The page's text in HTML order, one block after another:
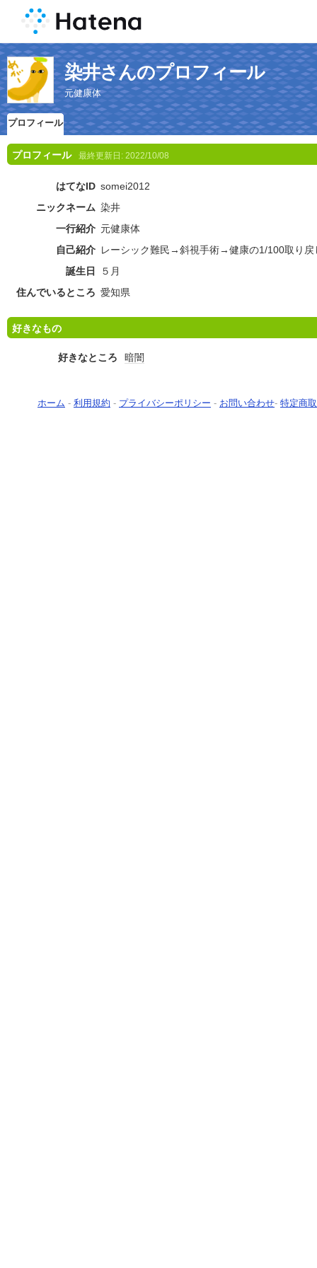
染井さんのプロフィール
元健康体
プロフィール
プロフィール 最終更新日: 2022/10/08
はてなID somei2012
ニックネーム 染井
一行紹介 元健康体
自己紹介 レーシック難民→斜視手術→健康の1/100取り
誕生日
５月
住んでいるところ 愛知県
好きなもの
好きなところ 暗闇
ホーム - 利用規約 - プライバシーポリシー - お問い合わせ- 特定商